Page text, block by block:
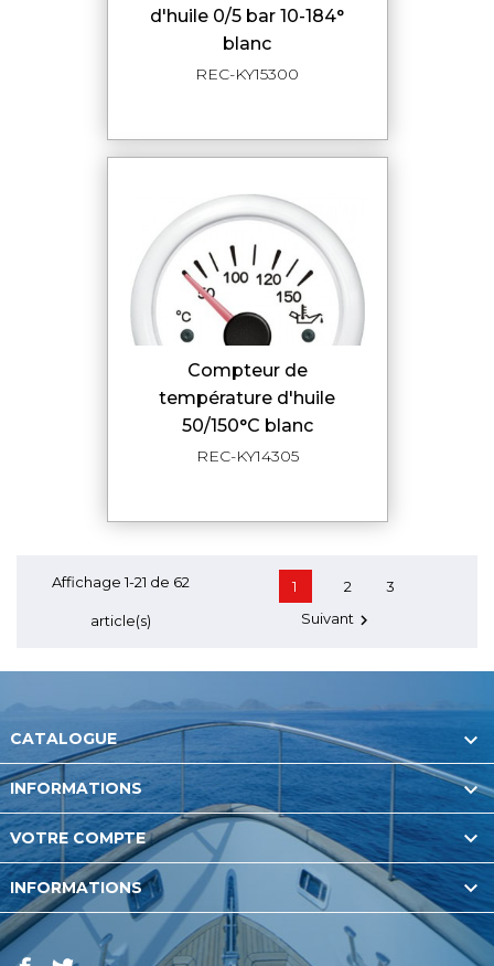
d'huile 0/5 bar 10-184°
blanc
REC-KY15300
compteur de
température d'huile
50/150°C blanc
REC-KY14305
Affichage 1-21 de 62
article(s)
1 2
3
Suivant 
CATALOGUE 
INFORMATIONS 
VOTRE COMPTE 
INFORMATIONS 